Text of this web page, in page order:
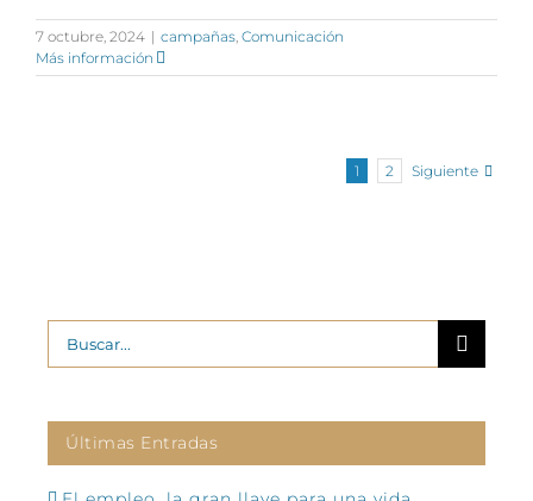
7 octubre, 2024 | campañas Comunicación
Más información
1 2 Siguiente
Buscar:
Últimas Entradas